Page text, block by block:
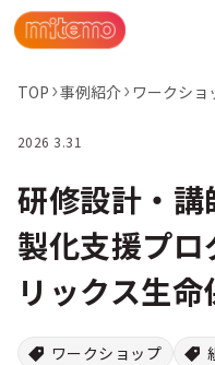
TOP 事例紹介 ワークショ
2026 3.31
研修設計・
製化支援プ
リックス生
ワークショップ